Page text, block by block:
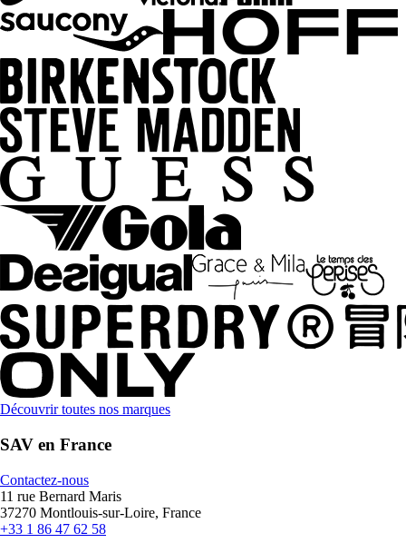
Découvrir toutes nos marques
SAV en France
Contactez-nous
11 rue Bernard Maris
37270 Montlouis-sur-Loire, France
+33 1 86 47 62 58